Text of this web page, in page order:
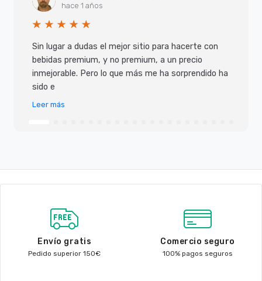
hace 1 años
Sin lugar a dudas el mejor sitio para hacerte con
bebidas premium, y no premium, a un precio
inmejorable. Pero lo que más me ha sorprendido ha
sido e
Leer más
Envío gratis
Pedido superior 150€
Comercio seguro
100% pagos seguros